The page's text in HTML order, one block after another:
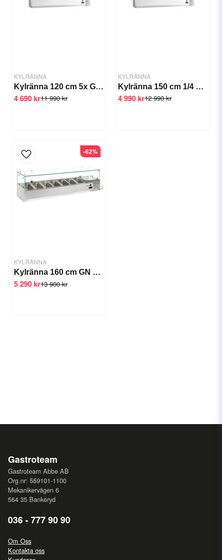
KYLRÄNNA
Kylränna 120 cm 5x GN 1/4 glasöverdel
11 990 kr
4 690 kr
KYLRÄNNA
Kylränna 150 cm 1/4 GN, glasöverdel
12 990 kr
4 990 kr
KYLRÄNNA
Kylränna 160 cm GN 1/4 x7
13 900 kr
5 290 kr
-62%
Gastroteam
Gastroteam Abbe AB
Org.nr: 559101-1100
Mekanikervägen 6
564 35 Bankeryd
036 - 777 90 90
Om Oss
Kontakta oss